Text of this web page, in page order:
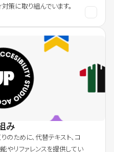
策に取り組んでいます。
み
のために、代替テキスト、コ
やリファレンスを提供してい